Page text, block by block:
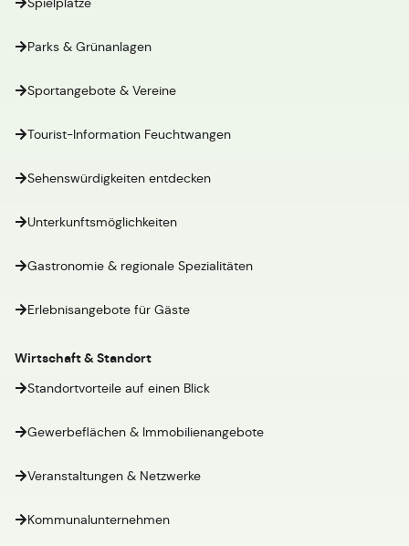
Parks & Grünanlagen
Sportangebote & Vereine
Tourist-Information Feuchtwangen
Sehenswürdigkeiten entdecken
Unterkunftsmöglichkeiten
Gastronomie & regionale Spezialitäten
Erlebnisangebote für Gäste
Wirtschaft & Standort
Standortvorteile auf einen Blick
Gewerbeflächen & Immobilienangebote
Veranstaltungen & Netzwerke
Kommunalunternehmen